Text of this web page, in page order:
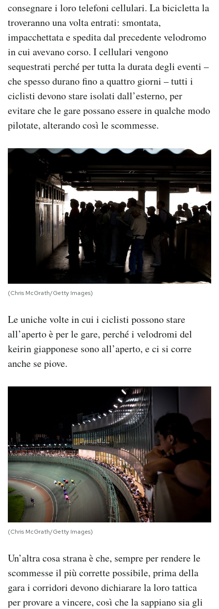
consegnare i loro telefoni cellulari. La bicicletta la
troveranno una volta entrati: smontata,
impacchettata e spedita dal precedente velodromo
in cui avevano corso. I cellulari vengono
sequestrati perché per tutta la durata degli eventi –
che spesso durano fino a quattro giorni – tutti i
ciclisti devono stare isolati dall’esterno, per
evitare che le gare possano essere in qualche modo
pilotate, alterando così le scommesse.
(Chris McGrath/Getty Images)
Le uniche volte in cui i ciclisti possono stare
all’aperto è per le gare, perché i velodromi del
keirin giapponese sono all’aperto, e ci si corre
anche se piove.
(Chris McGrath/Getty Images)
Un’altra cosa strana è che, sempre per rendere le
scommesse il più corrette possibile, prima della
gara i corridori devono dichiarare la loro tattica
per provare a vincere, così che la sappiano sia gli